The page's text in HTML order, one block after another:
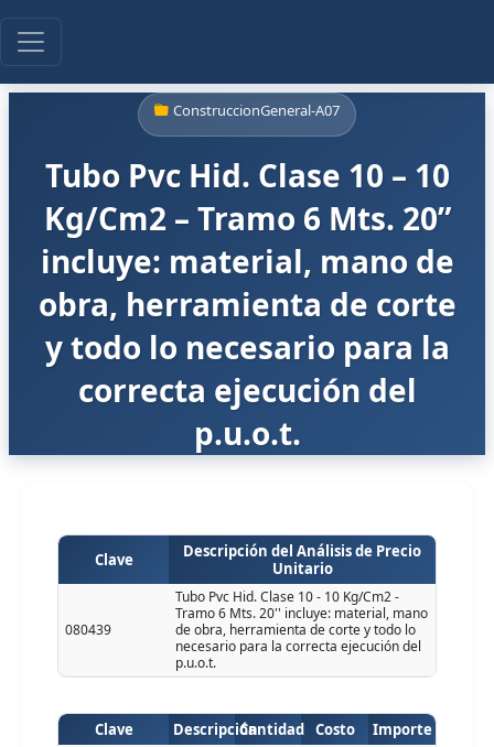
ConstruccionGeneral-A07
Tubo Pvc Hid. Clase 10 – 10
Kg/Cm2 – Tramo 6 Mts. 20”
incluye: material, mano de
obra, herramienta de corte
y todo lo necesario para la
correcta ejecución del
p.u.o.t.
Clave
Descripción del Análisis de Precio
Unitario
080439
Tubo Pvc Hid. Clase 10 - 10 Kg/Cm2 -
Tramo 6 Mts. 20'' incluye: material, mano
de obra, herramienta de corte y todo lo
necesario para la correcta ejecución del
p.u.o.t.
Clave DescripciónCantidad Costo Importe